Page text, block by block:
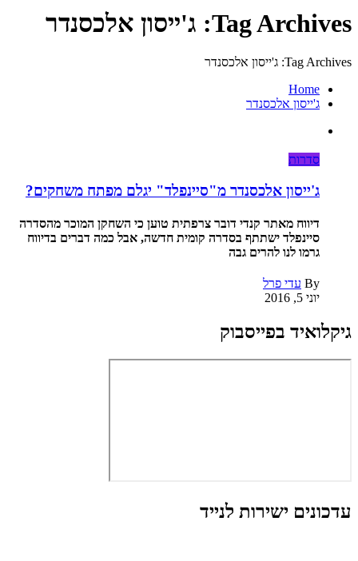
Tag Archives: ג'ייסון אלכסנדר
Tag Archives: ג'ייסון אלכסנדר
Home
ג'ייסון אלכסנדר
סדרות
ג'ייסון אלכסנדר מ"סיינפלד" יגלם מפתח משחקים?
דיווח מאתר קנדי דובר צרפתית טוען כי השחקן המוכר מהסדרה
סיינפלד ישתתף בסדרה קומית חדשה, אבל כמה דברים בדיווח
גרמו לנו להרים גבה
By עדי פרל
יוני 5, 2016
גיקלואיד בפייסבוק
עדכונים ישירות לנייד